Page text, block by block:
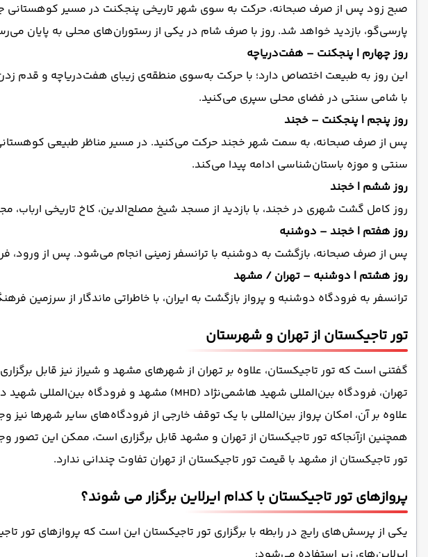
صبح زود پس از صرف صبحانه، حرکت به سوی شهر تاریخی پنجکنت در مسیر کوهستانی
پارسی‌گو، بازدید خواهد شد. روز با صرف شام در یکی از رستوران‌های محلی به پایان
روز چهارم | پنجکنت – هفت‌دریاچه
این روز به طبیعت اختصاص دارد؛ با حرکت به‌سوی منطقه‌ی زیبای هفت‌دریاچه و قدم
با شامی سنتی در فضای محلی سپری می‌کنید.
روز پنجم | پنجکنت – خجند
پس از صرف صبحانه، به سمت شهر خجند حرکت می‌کنید. در مسیر مناظر طبیعی
سنتی و موزه باستان‌شناسی ادامه پیدا می‌کند.
روز ششم | خجند
روز کامل گشت شهری در خجند، با بازدید از مسجد شیخ مصلح‌الدین، کاخ تاریخی
روز هفتم | خجند – دوشنبه
پس از صرف صبحانه، بازگشت به دوشنبه با ترانسفر زمینی انجام می‌شود. پس از
روز هشتم | دوشنبه – تهران / مشهد
ترانسفر به فرودگاه دوشنبه و پرواز بازگشت به ایران، با خاطراتی ماندگار از سرزمین
تور تاجیکستان از تهران و شهرستان
تهران، فرودگاه بین‌المللی شهید هاشمی‌نژاد (MHD) مشهد و فرودگاه بین‌المللی شهید دستغیب (SYZ) شیراز امکان برگزاری دارند.
علاوه بر آن، امکان پرواز بین‌المللی با یک توقف خارجی از فرودگاه‌های سایر شهرها
همچنین ازآنجاکه تور تاجیکستان از تهران و مشهد قابل برگزاری است، ممکن این
تور تاجیکستان از مشهد با قیمت تور تاجیکستان از تهران تفاوت چندانی ندارد.
پروازهای تور تاجیکستان با کدام ایرلاین برگزار می شوند؟
یکی از پرسش‌های رایج در رابطه با برگزاری تور تاجیکستان این است که پروازهای تور